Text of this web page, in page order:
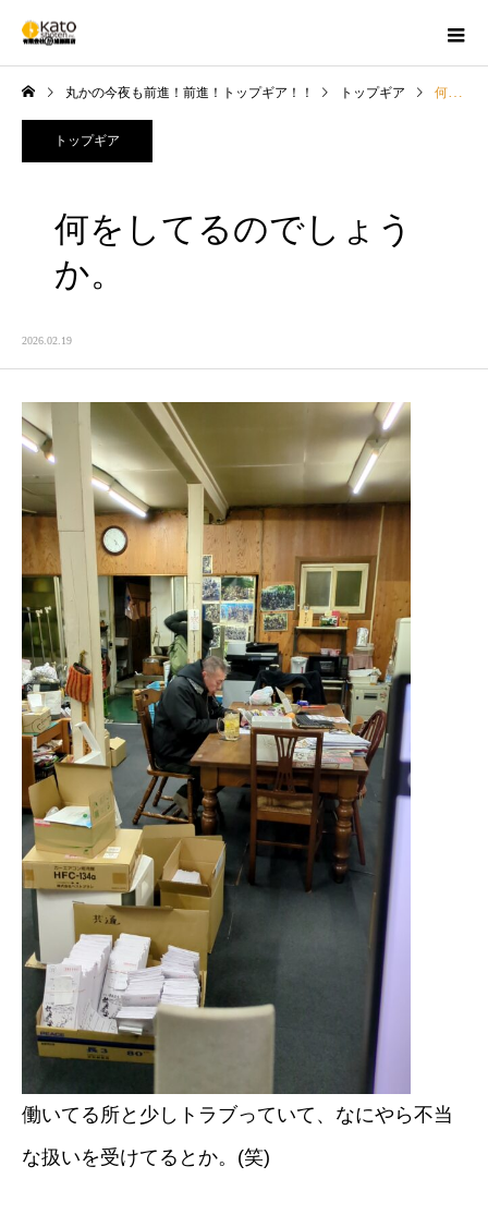
丸かの今夜も前進！前進！トップギア！！ トップギア 何をしてるのでしょうか。
トップギア
何をしてるのでしょう
か。
2026.02.19
働いてる所と少しトラブっていて、なにやら不当
な扱いを受けてるとか。(笑)